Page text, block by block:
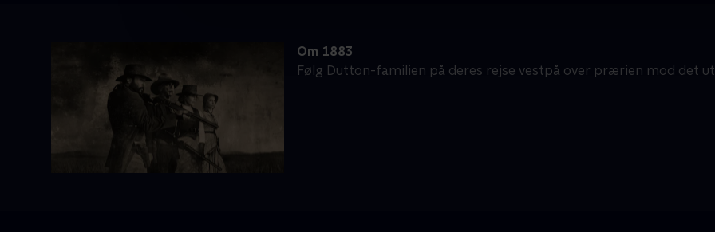
Om 1883
Følg Dutton-familien på deres rejse vestpå over prærien mod det